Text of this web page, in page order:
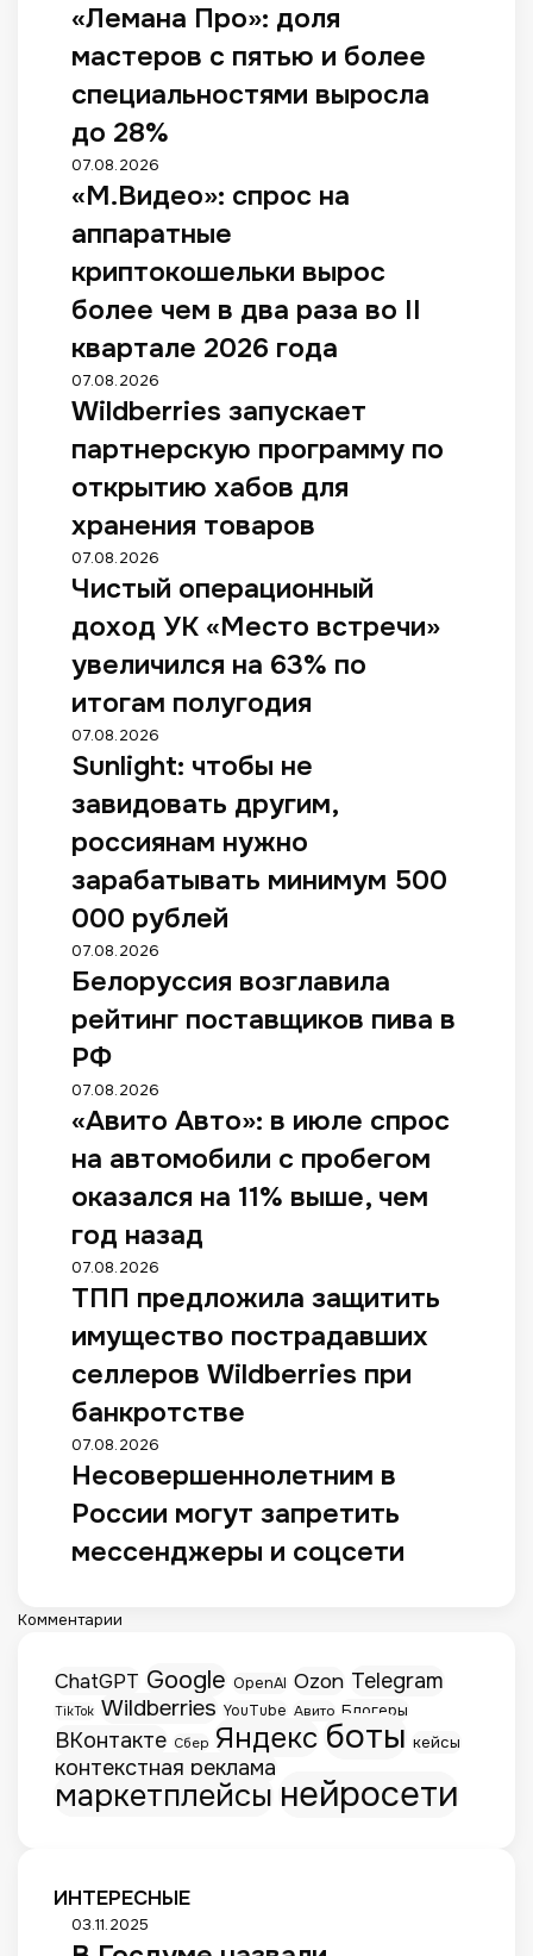
«Лемана Про»: доля
мастеров с пятью и более
специальностями выросла
до 28%
07.08.2026
«М.Видео»: спрос на
аппаратные
криптокошельки вырос
более чем в два раза во II
квартале 2026 года
07.08.2026
Wildberries запускает
партнерскую программу по
открытию хабов для
хранения товаров
07.08.2026
Чистый операционный
доход УК «Место встречи»
увеличился на 63% по
итогам полугодия
07.08.2026
Sunlight: чтобы не
завидовать другим,
россиянам нужно
зарабатывать минимум 500
000 рублей
07.08.2026
Белоруссия возглавила
рейтинг поставщиков пива в
РФ
07.08.2026
«Авито Авто»: в июле спрос
на автомобили с пробегом
оказался на 11% выше, чем
год назад
07.08.2026
ТПП предложила защитить
имущество пострадавших
селлеров Wildberries при
банкротстве
07.08.2026
Несовершеннолетним в
России могут запретить
мессенджеры и соцсети
Комментарии
ChatGPT Google OpenAI Ozon Telegram
TikTok Wildberries YouTube Авито Блогеры
ВКонтакте Сбер Яндекс боты кейсы
контекстная реклама
маркетплейсы нейросети
ИНТЕРЕСНЫЕ
В
Г
03.11.2025